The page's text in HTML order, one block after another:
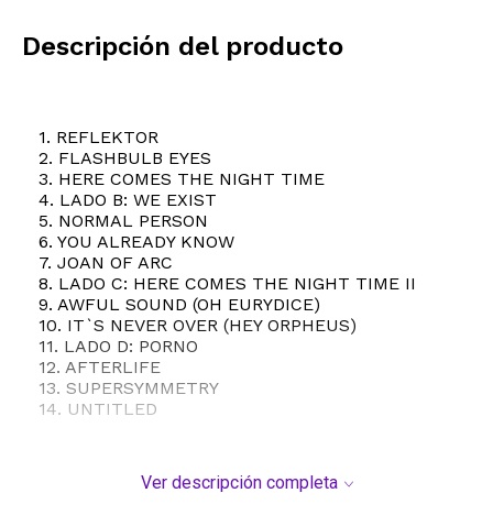
Descripción del producto
1. REFLEKTOR
2. FLASHBULB EYES
3. HERE COMES THE NIGHT TIME
4. LADO B: WE EXIST
5. NORMAL PERSON
6. YOU ALREADY KNOW
7. JOAN OF ARC
8. LADO C: HERE COMES THE NIGHT TIME II
9. AWFUL SOUND (OH EURYDICE)
10. IT`S NEVER OVER (HEY ORPHEUS)
11. LADO D: PORNO
12. AFTERLIFE
13. SUPERSYMMETRY
14. UNTITLED
Ver descripción completa